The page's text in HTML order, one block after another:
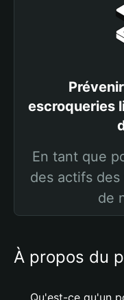
escroqueries
En tant que
des actifs
de
À propos du
Qu'est-ce qu'un